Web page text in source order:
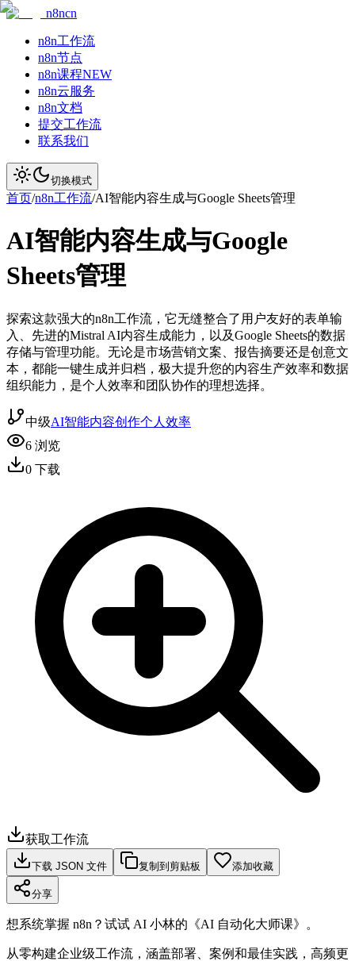
n8ncn
n8n工作流
n8n节点
n8n课程NEW
n8n云服务
n8n文档
提交工作流
联系我们
切换模式
首页/n8n工作流/AI智能内容生成与Google Sheets管理
AI智能内容生成与Google
Sheets管理
探索这款强大的n8n工作流，它无缝整合了用户友好的表单输
入、先进的Mistral AI内容生成能力，以及Google Sheets的数据
存储与管理功能。无论是市场营销文案、报告摘要还是创意文
本，都能一键生成并归档，极大提升您的内容生产效率和数据
组织能力，是个人效率和团队协作的理想选择。
中级AI智能内容创作个人效率
6 浏览
0 下载
获取工作流
下载 JSON 文件 复制到剪贴板 添加收藏
分享
想系统掌握 n8n？试试 AI 小林的《AI 自动化大师课》。
从零构建企业级工作流，涵盖部署、案例和最佳实践，高频更